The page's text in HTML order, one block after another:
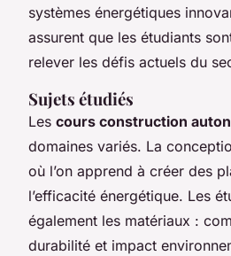
systèmes énergétiques
assurent que les étudiants
relever les défis actuels du
Sujets étudiés
Les cours construction
domaines variés. La
où l’on apprend à créer des
l’efficacité énergétique. Les
également les matériaux :
durabilité et impact